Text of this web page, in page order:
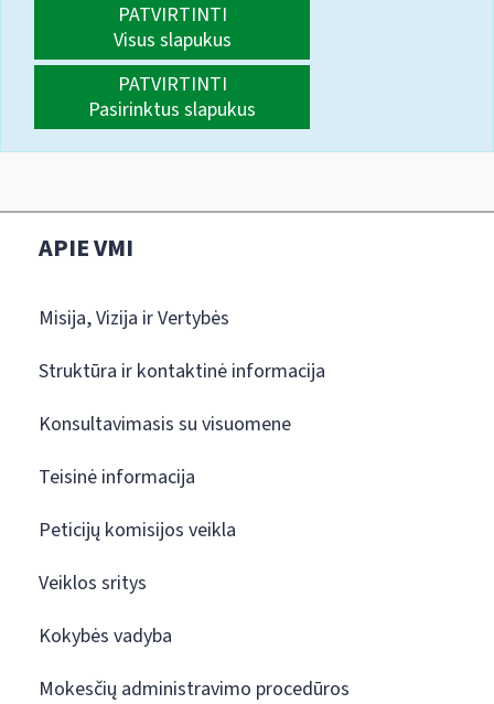
PATVIRTINTI
Visus slapukus
PATVIRTINTI
Pasirinktus slapukus
APIE VMI
Misija, Vizija ir Vertybės
Struktūra ir kontaktinė informacija
Konsultavimasis su visuomene
Teisinė informacija
Peticijų komisijos veikla
Veiklos sritys
Kokybės vadyba
Mokesčių administravimo procedūros